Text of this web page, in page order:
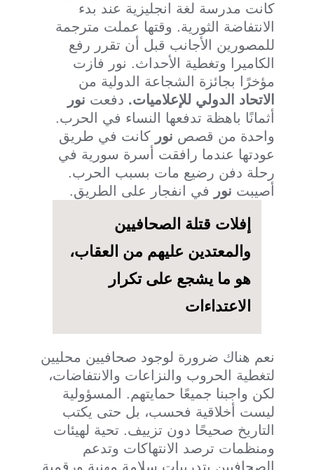
كانت مدرسة لغة انجليزية عند بدء
الانتفاضة الثورية. وقتها عملت مترجمة
للمصورين الأجانب قبل أن تقرر رفع
الكاميرا وتغطية الأحداث. نور فازت
مؤخرًا بجائزة الشجاعة الدولية من
الاتحاد الدولي للإعلاميات. دفعت نور
أثمانًا باهظة تدفعها النساء في الحرب.
واحدة من قصص نور كانت في طريق
عودتها عندما رافقت أسرة سورية في
رحلة دفن رضيع مات بسبب الحرب.
أصيبت نور في انفجار على الطريق.
إفلات قتلة الصحافيين
والمعتدين عليهم من العقاب،
هو ما يشجع على تكرار
الاعتداءات
نعم هناك ضرورة لوجود صحافيين محليين
لتغطية الحروب والنزاعات والانتفاضات،
لكن واجبنا جميعًا حمايتهم. المسؤولية
ليست أخلاقية فحسب، بل حتى يكتب
التاريخ صحيحًا دون تزييف. تحية لهيئات
ومنظمات ترصد الانتهاكات وتدعم
الصحافيين بتدريبات سلامة مهنية ورقمية